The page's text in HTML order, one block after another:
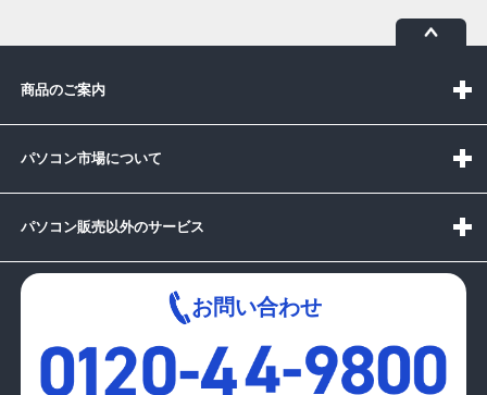
商品のご案内
パソコン市場について
パソコン販売以外のサービス
お問い合わせ